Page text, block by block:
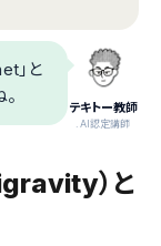
テキトー教師
.AI認定講師
」と
）と